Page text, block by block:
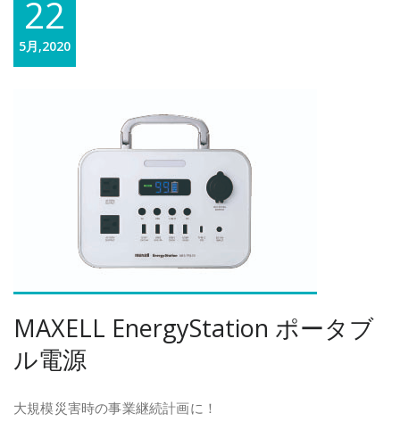
22
5月,2020
MAXELL EnergyStation ポータブ
ル電源
大規模災害時の事業継続計画に！